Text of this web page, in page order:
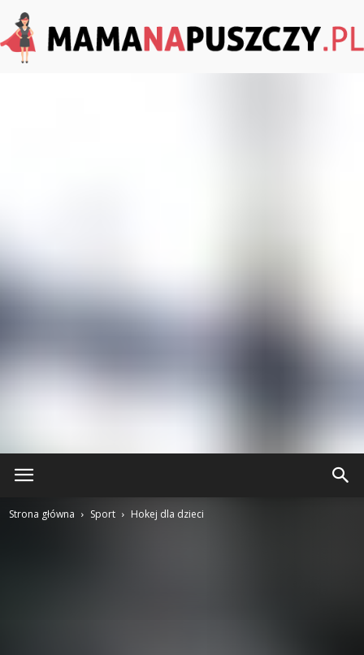
Strona główna Sport Hokej dla dzieci